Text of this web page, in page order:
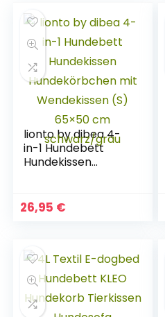
lionto by dibea 4-
in-1 Hundebett
Hundekissen
(S) 65×50 cm
schwarz/grau
26,95 €